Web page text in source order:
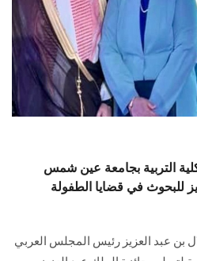
الطلاب
هيئة التدريس
الدراسات العليا
الموظفون
التربية بجامعة عين شمس
للبحوث في قضايا الطفولة
بن عبد العزيز رئيس المجلس العربي